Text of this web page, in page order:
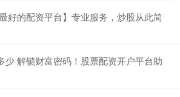
好的配资平台】专业服务，炒股从此简
少 解锁财富密码！股票配资开户平台助